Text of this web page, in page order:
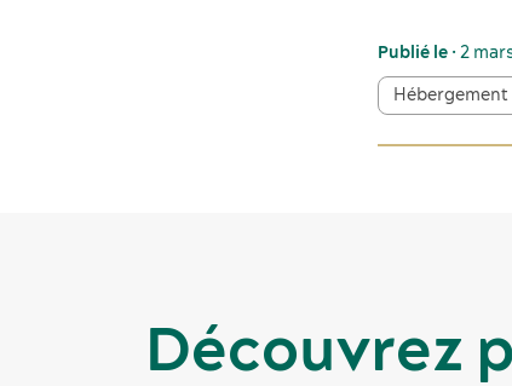
Publié le • 2
Hébergement
Découvrez